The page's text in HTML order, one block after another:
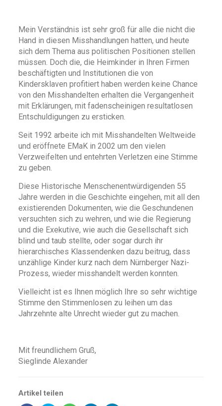
Mein Verständnis ist sehr groß für alle die nicht die
Hand in diesen Misshandlungen hatten, und heute
sich dem Thema aus politischen Positionen stellen
müssen. Doch die, die Heimkinder in Ihren Firmen
beschäftigten und Institutionen die von
Kindersklaven profitiert haben werden keine Chance
von den Misshandelten erhalten die Vergangenheit
mit Erklärungen, mit fadenscheinigen resultatlosen
Entschuldigungen zu ersticken.
Seit 1992 arbeite ich mit Misshandelten Weltweide
und eröffnete EMaK in 2002 um den vielen
Verzweifelten und entehrten Verletzen eine Stimme
zu geben.
Diese Historische Menschenentwürdigenden 55
Jahre werden in die Geschichte eingehen, mit all den
existierenden Dokumenten, wie die Geschundenen
versuchten sich zu wehren, und wie die Regierung
und die Exekutive, wie auch die Gesellschaft sich
blind und taub stellte, oder sogar durch ihr
hierarchisches Klassendenken dazu beitrug, dass
unzählige Kinder kurz nach dem Nürnberger Nazi-
Prozess, wieder misshandelt werden konnten.
Vielleicht ist es Ihnen möglich Ihre so sehr wichtige
Stimme den Stimmenlosen zu leihen um das
Jahrzehnte alte Unrecht wieder gut zu machen.
Mit freundlichem Gruß,
Sieglinde Alexander
Artikel teilen